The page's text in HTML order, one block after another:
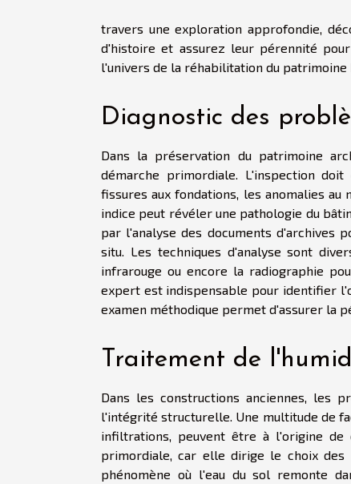
travers une exploration approfondie,
d'histoire et assurez leur pérennité
l'univers de la réhabilitation du
Diagnostic des
Dans la préservation du patrimoine
démarche primordiale. L'inspection
fissures aux fondations, les anomalies
indice peut révéler une pathologie du
par l'analyse des documents d'archives
situ. Les techniques d'analyse sont
infrarouge ou encore la radiographie
expert est indispensable pour identifier
examen méthodique permet d'assurer la
Traitement de
Dans les constructions anciennes, les
l'intégrité structurelle. Une multitude de
infiltrations, peuvent être à l'origine
primordiale, car elle dirige le choix des
phénomène où l'eau du sol remonte